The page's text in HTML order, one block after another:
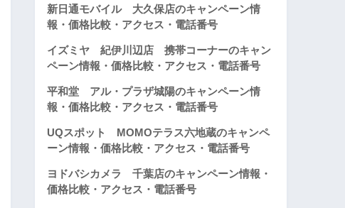
新日通モバイル 大久保店のキャンペーン情
報・価格比較・アクセス・電話番号
イズミヤ 紀伊川辺店 携帯コーナーのキャン
ペーン情報・価格比較・アクセス・電話番号
平和堂 アル・プラザ城陽のキャンペーン情
報・価格比較・アクセス・電話番号
UQスポット MOMOテラス六地蔵のキャンペ
ーン情報・価格比較・アクセス・電話番号
ヨドバシカメラ 千葉店のキャンペーン情報・
価格比較・アクセス・電話番号